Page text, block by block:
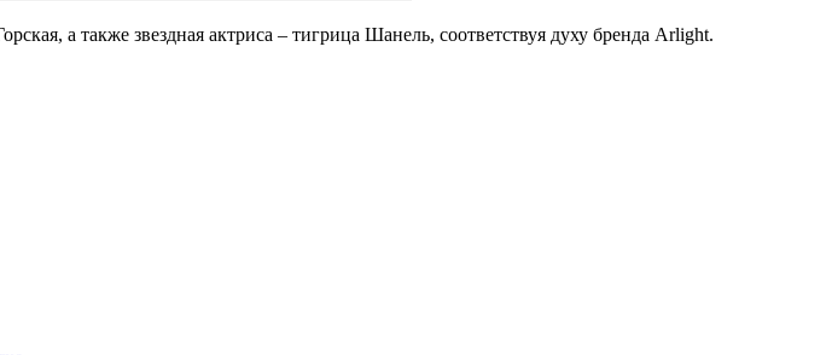
а также звездная актриса – тигрица Шанель, соответствуя духу бренда Arlight.